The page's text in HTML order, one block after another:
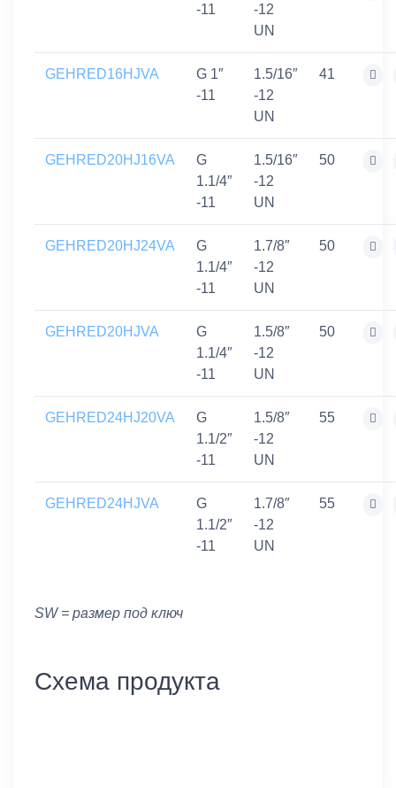
-11
-12
UN
GEHRED16HJVA
G 1″
-11
1.5/16″
-12
UN
41
GEHRED20HJ16VA
G
1.1/4″
-11
1.5/16″
-12
UN
50
GEHRED20HJ24VA
G
1.1/4″
-11
1.7/8″
-12
UN
50
GEHRED20HJVA
G
1.1/4″
-11
1.5/8″
-12
UN
50
GEHRED24HJ20VA
G
1.1/2″
-11
1.5/8″
-12
UN
55
GEHRED24HJVA
G
1.1/2″
-11
1.7/8″
-12
UN
55
SW = размер под ключ
Схема продукта